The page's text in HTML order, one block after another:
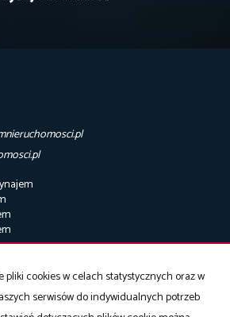
pliki cookies w celach statystycznych oraz w
serwisów do indywidualnych potrzeb